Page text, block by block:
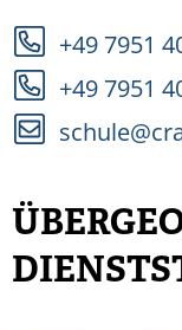
+49 7951
+49 7951